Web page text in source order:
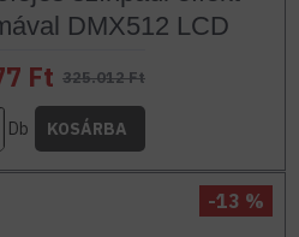
DMX512 LCD
Ft 325.012 Ft
Db KOSÁRBA
-13 %